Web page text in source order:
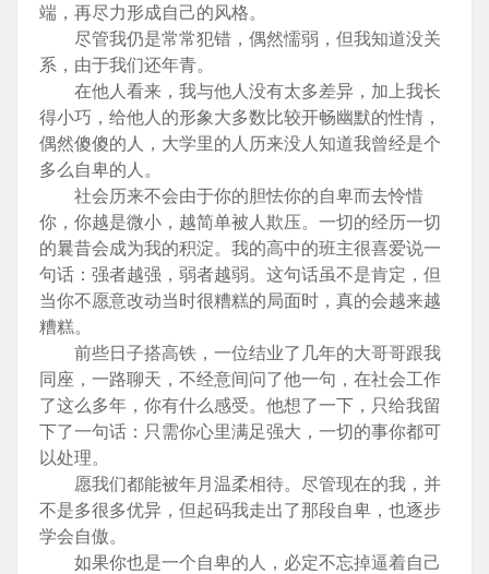
端，再尽力形成自己的风格。
尽管我仍是常常犯错，偶然懦弱，但我知道没关
系，由于我们还年青。
在他人看来，我与他人没有太多差异，加上我长
得小巧，给他人的形象大多数比较开畅幽默的性情，
偶然傻傻的人，大学里的人历来没人知道我曾经是个
多么自卑的人。
社会历来不会由于你的胆怯你的自卑而去怜惜
你，你越是微小，越简单被人欺压。一切的经历一切
的曩昔会成为我的积淀。我的高中的班主很喜爱说一
句话：强者越强，弱者越弱。这句话虽不是肯定，但
当你不愿意改动当时很糟糕的局面时，真的会越来越
糟糕。
前些日子搭高铁，一位结业了几年的大哥哥跟我
同座，一路聊天，不经意间问了他一句，在社会工作
了这么多年，你有什么感受。他想了一下，只给我留
下了一句话：只需你心里满足强大，一切的事你都可
以处理。
愿我们都能被年月温柔相待。尽管现在的我，并
不是多很多优异，但起码我走出了那段自卑，也逐步
学会自傲。
如果你也是一个自卑的人，必定不忘掉逼着自己